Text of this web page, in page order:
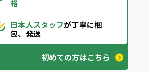
格
日本人スタッフが丁寧に梱
包、発送
初めての方はこちら